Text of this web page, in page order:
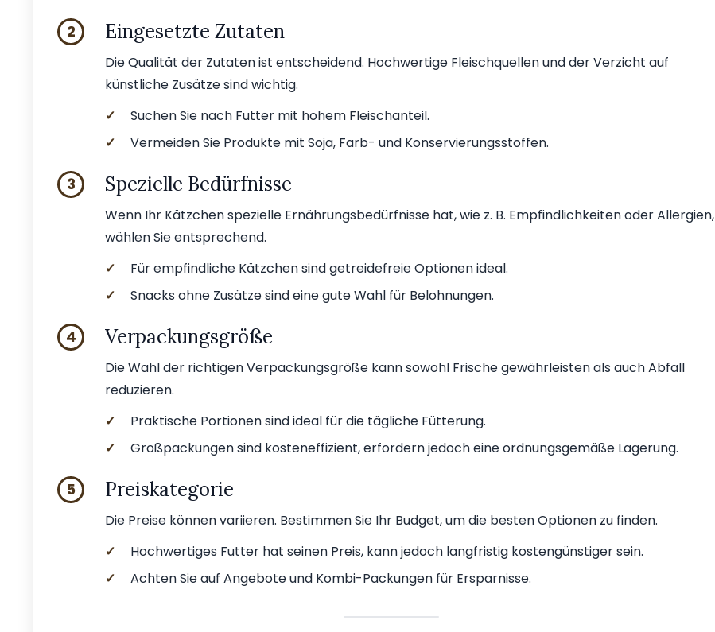
2 Eingesetzte Zutaten
Die Qualität der Zutaten ist entscheidend. Hochwertige Fleischquellen und der Verzicht auf
künstliche Zusätze sind wichtig.
✓
Suchen Sie nach Futter mit hohem Fleischanteil.
✓
Vermeiden Sie Produkte mit Soja, Farb- und Konservierungsstoffen.
3 Spezielle Bedürfnisse
Wenn Ihr Kätzchen spezielle Ernährungsbedürfnisse hat, wie z. B. Empfindlichkeiten oder Allergien,
wählen Sie entsprechend.
✓
Für empfindliche Kätzchen sind getreidefreie Optionen ideal.
✓
Snacks ohne Zusätze sind eine gute Wahl für Belohnungen.
4 Verpackungsgröße
Die Wahl der richtigen Verpackungsgröße kann sowohl Frische gewährleisten als auch Abfall
reduzieren.
✓
Praktische Portionen sind ideal für die tägliche Fütterung.
✓
Großpackungen sind kosteneffizient, erfordern jedoch eine ordnungsgemäße Lagerung.
5 Preiskategorie
Die Preise können variieren. Bestimmen Sie Ihr Budget, um die besten Optionen zu finden.
✓
Hochwertiges Futter hat seinen Preis, kann jedoch langfristig kostengünstiger sein.
✓
Achten Sie auf Angebote und Kombi-Packungen für Ersparnisse.